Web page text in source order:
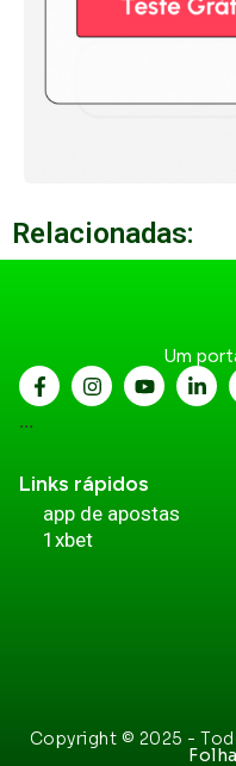
Relacionadas:
Um
...
Links rápidos
app de apostas
1xbet
Copyright © 2025 -